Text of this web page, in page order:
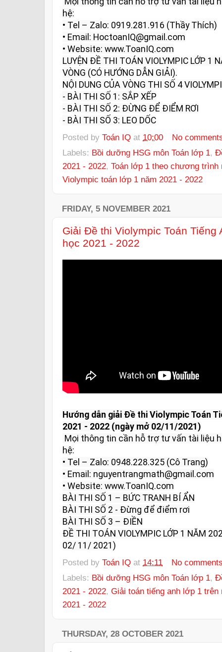
hệ:
• Tel – Zalo: 0919.281.916 (Thầy Thích)
• Email: HoctoanIQ@gmail.com
• Website: www.ToanIQ.com
LUYỆN ĐỀ THI TOÁN VIOLYMPIC LỚP 1
VÒNG (CÓ HƯỚNG DẪN GIẢI).
NỘI DUNG CỦA VÒNG THI SỐ 4
- BÀI THI SỐ 1: SẮP XẾP
- BÀI THI SỐ 2: ĐỪNG ĐỂ ĐIỂM RƠI
- BÀI THI SỐ 3: LEO DỐC
Posted by Toán IQ at 10:00
No
Labels: Bồi dưỡng HSG môn Toán lớp 1,
2021 - 2022, Toán lớp 1 theo chương trình
Violympic toán lớp 1 năm 2021 - 2022
FRIDAY, 5 NOVEMBER 2021
Giải Đề thi Violympic Toán Tiếng
học 2021 - 2022
Hướng dẫn giải Đề thi Violympic Toán
2021 - 2022 (ngày mở 02/11/2021)
hệ:
• Tel – Zalo: 0948.228.325 (Cô Trang)
• Email: nguyentrangmath@gmail.com
• Website: www.ToanIQ.com
BÀI THI SỐ 1 – BỨC TRANH BÍ ẨN
BÀI THI SỐ 2 - Đừng để điểm rơi
BÀI THI SỐ 3 – ĐIỀN
ĐỀ THI TOÁN VIOLYMPIC LỚP 1 NĂM
02/ 11/ 2021)
Posted by Toán IQ at 14:11
No
Labels: Bồi dưỡng HSG môn Toán lớp 1,
2021 - 2022, Giải toán tiếng anh lớp 1 trên
2021 - 2022
THURSDAY, 28 OCTOBER 2021